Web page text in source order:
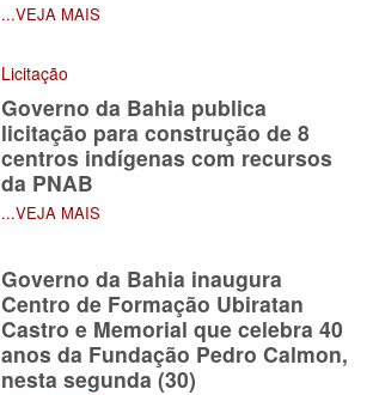
...VEJA MAIS
Licitação
Governo da Bahia publica
licitação para construção de 8
centros indígenas com recursos
da PNAB
...VEJA MAIS
Governo da Bahia inaugura
Centro de Formação Ubiratan
Castro e Memorial que celebra 40
anos da Fundação Pedro Calmon,
nesta segunda (30)